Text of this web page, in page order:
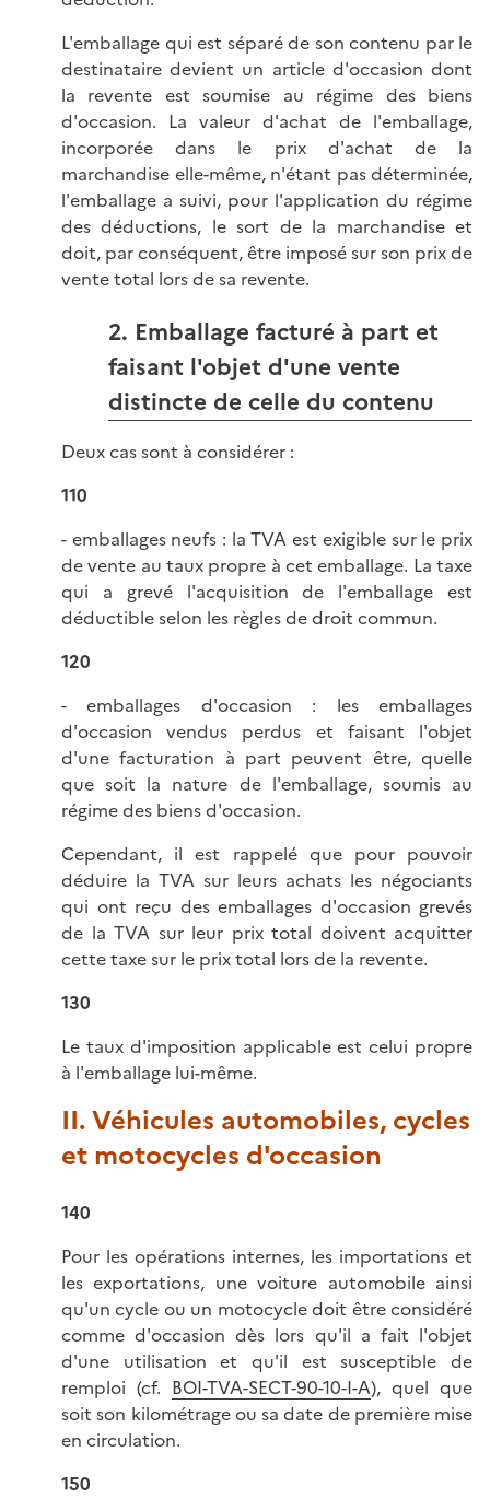
L'emballage qui est séparé de son contenu par le
destinataire devient un article d'occasion dont
la revente est soumise au régime des biens
d'occasion. La valeur d'achat de l'emballage,
incorporée dans le prix d'achat de la
marchandise elle-même, n'étant pas déterminée,
l'emballage a suivi, pour l'application du régime
des déductions, le sort de la marchandise et
doit, par conséquent, être imposé sur son prix de
vente total lors de sa revente.
2. Emballage facturé à part et
faisant l'objet d'une vente
distincte de celle du contenu
Deux cas sont à considérer :
110
- emballages neufs : la TVA est exigible sur le prix
de vente au taux propre à cet emballage. La taxe
qui a grevé l'acquisition de l'emballage est
déductible selon les règles de droit commun.
120
- emballages d'occasion : les emballages
d'occasion vendus perdus et faisant l'objet
d'une facturation à part peuvent être, quelle
que soit la nature de l'emballage, soumis au
régime des biens d'occasion.
Cependant, il est rappelé que pour pouvoir
déduire la TVA sur leurs achats les négociants
qui ont reçu des emballages d'occasion grevés
de la TVA sur leur prix total doivent acquitter
cette taxe sur le prix total lors de la revente.
130
Le taux d'imposition applicable est celui propre
à l'emballage lui-même.
II. Véhicules automobiles, cycles
et motocycles d'occasion
140
Pour les opérations internes, les importations et
les exportations, une voiture automobile ainsi
qu'un cycle ou un motocycle doit être considéré
comme d'occasion dès lors qu'il a fait l'objet
d'une utilisation et qu'il est susceptible de
remploi (cf. BOI-TVA-SECT-90-10-I-A), quel que
soit son kilométrage ou sa date de première mise
en circulation.
150